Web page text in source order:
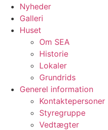
Nyheder
Galleri
Huset
Om SEA
Historie
Lokaler
Grundrids
Generel information
Kontaktepersoner
Styregruppe
Vedtægter